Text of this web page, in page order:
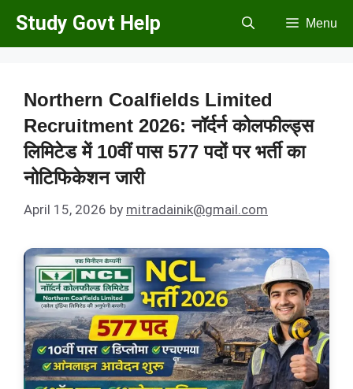
Skip
Study Govt Help Menu
Northern Coalfields Limited
Recruitment 2026: नॉर्दर्न कोलफील्ड्स
लिमिटेड में 10वीं पास 577 पदों पर भर्ती का
नोटिफिकेशन जारी
April 15, 2026 by mitradainik@gmail.com